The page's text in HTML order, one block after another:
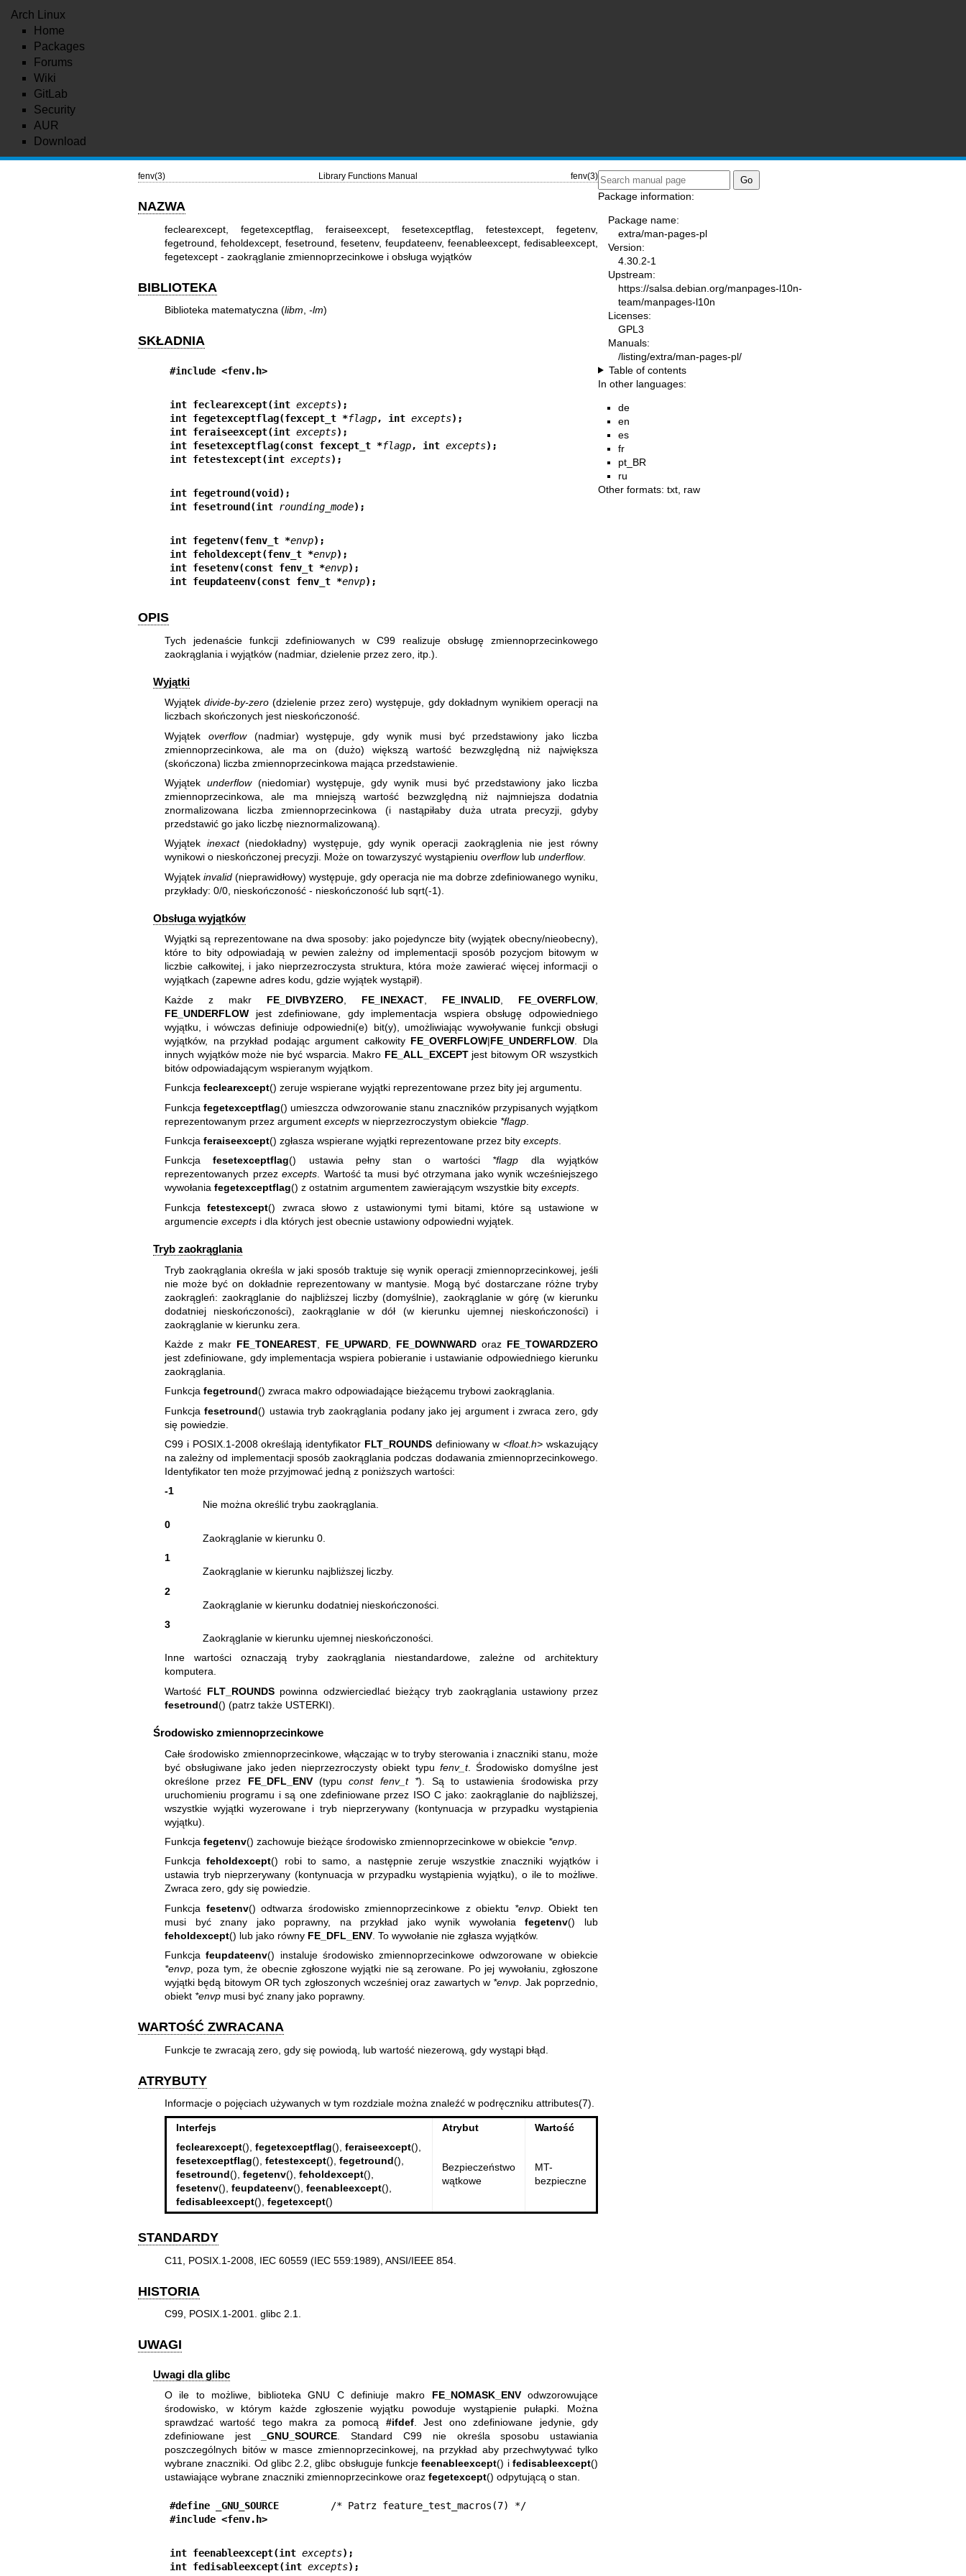
Arch Linux
Home
Packages
Forums
Wiki
GitLab
Security
AUR
Download
fenv(3) Library Functions Manual fenv(3)
NAZWA
feclearexcept, fegetexceptflag, feraiseexcept, fesetexceptflag, fetestexcept, fegetenv,
fegetround, feholdexcept, fesetround, fesetenv, feupdateenv, feenableexcept, fedisableexcept,
fegetexcept - zaokrąglanie zmiennoprzecinkowe i obsługa wyjątków
BIBLIOTEKA
Biblioteka matematyczna (libm -lm)
SKŁADNIA
#include <fenv.h>
int feclearexcept(int excepts);
int fegetexceptflag(fexcept_t *flagp, int excepts);
int feraiseexcept(int excepts);
int fesetexceptflag(const fexcept_t *flagp, int excepts);
int fetestexcept(int excepts);
int fegetround(void);
int fesetround(int rounding_mode);
int fegetenv(fenv_t *envp);
int feholdexcept(fenv_t *envp);
int fesetenv(const fenv_t *envp);
int feupdateenv(const fenv_t *envp);
OPIS
Tych jedenaście funkcji zdefiniowanych w C99 realizuje obsługę zmiennoprzecinkowego
zaokrąglania i wyjątków (nadmiar, dzielenie przez zero, itp.).
Wyjątki
Wyjątekdivide-by-zero (dzielenie przez zero) występuje, gdy dokładnym wynikiem operacji na
liczbach skończonych jest nieskończoność.
Wyjątek overflow(nadmiar) występuje, gdy wynik musi być przedstawiony jako liczba
zmiennoprzecinkowa, ale ma on (dużo) większą wartość bezwzględną niż największa
(skończona) liczba zmiennoprzecinkowa mająca przedstawienie.
Wyjątek underflow(niedomiar) występuje, gdy wynik musi być przedstawiony jako liczba
zmiennoprzecinkowa, ale ma mniejszą wartość bezwzględną niż najmniejsza dodatnia
znormalizowana liczba zmiennoprzecinkowa (i nastąpiłaby duża utrata precyzji, gdyby
przedstawić go jako liczbę nieznormalizowaną).
Wyjątek inexact(niedokładny) występuje, gdy wynik operacji zaokrąglenia nie jest równy
wynikowi o nieskończonej precyzji. Może on towarzyszyć wystąpieniu overflowlub underflow.
Wyjątek invalid(nieprawidłowy) występuje, gdy operacja nie ma dobrze zdefiniowanego wyniku,
przykłady: 0/0, nieskończoność - nieskończoność lub sqrt(-1).
Obsługa wyjątków
Wyjątki są reprezentowane na dwa sposoby: jako pojedyncze bity (wyjątek obecny/nieobecny),
które to bity odpowiadają w pewien zależny od implementacji sposób pozycjom bitowym w
liczbie całkowitej, i jako nieprzezroczysta struktura, która może zawierać więcej informacji o
wyjątkach (zapewne adres kodu, gdzie wyjątek wystąpił).
Każde z makr FE_DIVBYZERO, FE_INEXACT FE_INVALID FE_OVERFLOW
FE_UNDERFLOWjest zdefiniowane, gdy implementacja wspiera obsługę odpowiedniego
wyjątku, i wówczas definiuje odpowiedni(e) bit(y), umożliwiając wywoływanie funkcji obsługi
wyjątków, na przykład podając argument całkowity FE_OVERFLOW|FE_UNDERFLOW . Dla
innych wyjątków może nie być wsparcia. Makro FE_ALL_EXCEPTjest bitowym OR wszystkich
bitów odpowiadającym wspieranym wyjątkom.
Funkcja feclearexcept() zeruje wspierane wyjątki reprezentowane przez bity jej argumentu.
Funkcja fegetexceptflag() umieszcza odwzorowanie stanu znaczników przypisanych wyjątkom
reprezentowanym przez argument exceptsw nieprzezroczystym obiekcie *flagp.
Funkcja feraiseexcept() zgłasza wspierane wyjątki reprezentowane przez bity excepts.
Funkcjafesetexceptflag() ustawia pełny stan o wartości *flagp dla wyjątków
reprezentowanych przezexcepts. Wartość ta musi być otrzymana jako wynik wcześniejszego
wywołania fegetexceptflag() z ostatnim argumentem zawierającym wszystkie bity excepts.
Funkcjafetestexcept() zwraca słowo z ustawionymi tymi bitami, które są ustawione w
argumencie exceptsi dla których jest obecnie ustawiony odpowiedni wyjątek.
Tryb zaokrąglania
Tryb zaokrąglania określa w jaki sposób traktuje się wynik operacji zmiennoprzecinkowej, jeśli
nie może być on dokładnie reprezentowany w mantysie. Mogą być dostarczane różne tryby
zaokrągleń: zaokrąglanie do najbliższej liczby (domyślnie), zaokrąglanie w górę (w kierunku
dodatniej nieskończoności), zaokrąglanie w dół (w kierunku ujemnej nieskończoności) i
zaokrąglanie w kierunku zera.
Każde z makr FE_TONEAREST FE_UPWARD, FE_DOWNWARDoraz FE_TOWARDZERO
jest zdefiniowane, gdy implementacja wspiera pobieranie i ustawianie odpowiedniego kierunku
zaokrąglania.
Funkcja fegetround() zwraca makro odpowiadające bieżącemu trybowi zaokrąglania.
Funkcjafesetround() ustawia tryb zaokrąglania podany jako jej argument i zwraca zero, gdy
się powiedzie.
C99 i POSIX.1-2008 określają identyfikator FLT_ROUNDSdefiniowany w<float.h> wskazujący
na zależny od implementacji sposób zaokrąglania podczas dodawania zmiennoprzecinkowego.
Identyfikator ten może przyjmować jedną z poniższych wartości:
-1
Nie można określić trybu zaokrąglania.
0
Zaokrąglanie w kierunku 0.
1
Zaokrąglanie w kierunku najbliższej liczby.
2
Zaokrąglanie w kierunku dodatniej nieskończoności.
3
Zaokrąglanie w kierunku ujemnej nieskończoności.
Inne wartości oznaczają tryby zaokrąglania niestandardowe, zależne od architektury
komputera.
Wartość FLT_ROUNDSpowinna odzwierciedlać bieżący tryb zaokrąglania ustawiony przez
fesetround() (patrz także USTERKI).
Środowisko zmiennoprzecinkowe
Całe środowisko zmiennoprzecinkowe, włączając w to tryby sterowania i znaczniki stanu, może
być obsługiwane jako jeden nieprzezroczysty obiekt typu fenv_t. Środowisko domyślne jest
określone przez FE_DFL_ENV(typuconst fenv_t *). Są to ustawienia środowiska przy
uruchomieniu programu i są one zdefiniowane przez ISO C jako: zaokrąglanie do najbliższej,
wszystkie wyjątki wyzerowane i tryb nieprzerywany (kontynuacja w przypadku wystąpienia
wyjątku).
Funkcja fegetenv() zachowuje bieżące środowisko zmiennoprzecinkowe w obiekcie *envp.
Funkcjafeholdexcept() robi to samo, a następnie zeruje wszystkie znaczniki wyjątków i
ustawia tryb nieprzerywany (kontynuacja w przypadku wystąpienia wyjątku), o ile to możliwe.
Zwraca zero, gdy się powiedzie.
Funkcja fesetenv() odtwarza środowisko zmiennoprzecinkowe z obiektu *envp. Obiekt ten
musi być znany jako poprawny, na przykład jako wynik wywołaniafegetenv() lub
feholdexcept() lub jako równy FE_DFL_ENV. To wywołanie nie zgłasza wyjątków.
Funkcjafeupdateenv() instaluje środowisko zmiennoprzecinkowe odwzorowane w obiekcie
*envp, poza tym, że obecnie zgłoszone wyjątki nie są zerowane. Po jej wywołaniu, zgłoszone
wyjątki będą bitowym OR tych zgłoszonych wcześniej oraz zawartych w *envp . Jak poprzednio,
obiekt *envpmusi być znany jako poprawny.
WARTOŚĆ ZWRACANA
Funkcje te zwracają zero, gdy się powiodą, lub wartość niezerową, gdy wystąpi błąd.
ATRYBUTY
Informacje o pojęciach używanych w tym rozdziale można znaleźć w podręczniku attributes(7)
Interfejs Atrybut
Wartość
feclearexcept(), fegetexceptflag(), feraiseexcept(),
fesetexceptflag(), fetestexcept(), fegetround(),
fesetround(), fegetenv(), feholdexcept(),
fesetenv(), feupdateenv(), feenableexcept(),
fedisableexcept(), fegetexcept()
Bezpieczeństwo
wątkowe
MT-
bezpieczne
STANDARDY
C11, POSIX.1-2008, IEC 60559 (IEC 559:1989), ANSI/IEEE 854.
HISTORIA
C99, POSIX.1-2001. glibc 2.1.
UWAGI
Uwagi dla glibc
O ile to możliwe, biblioteka GNU C definiuje makro FE_NOMASK_ENVodwzorowujące
środowisko, w którym każde zgłoszenie wyjątku powoduje wystąpienie pułapki. Można
sprawdzać wartość tego makra za pomocą #ifdef. Jest ono zdefiniowane jedynie, gdy
zdefiniowane jest
_GNU_SOURCE . Standard C99 nie określa sposobu ustawiania
poszczególnych bitów w masce zmiennoprzecinkowej, na przykład aby przechwytywać tylko
wybrane znaczniki. Od glibc 2.2, glibc obsługuje funkcjefeenableexcept() ifedisableexcept()
ustawiające wybrane znaczniki zmiennoprzecinkowe oraz fegetexcept() odpytującą o stan.
#define _GNU_SOURCE
         /* Patrz feature_test_macros(7) */
#include <fenv.h>
int feenableexcept(int excepts);
int fedisableexcept(int excepts);
Package information:
Package name:
extra/man-pages-pl
Version:
4.30.2-1
Upstream:
https://salsa.debian.org/manpages-l10n-
team/manpages-l10n
Licenses:
GPL3
Manuals:
/listing/extra/man-pages-pl/
Table of contents
In other languages:
de
en
es
fr
pt_BR
ru
Other formats: txt raw